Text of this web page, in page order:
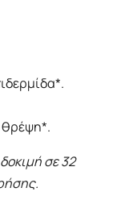
θρέψη*.
σε 32